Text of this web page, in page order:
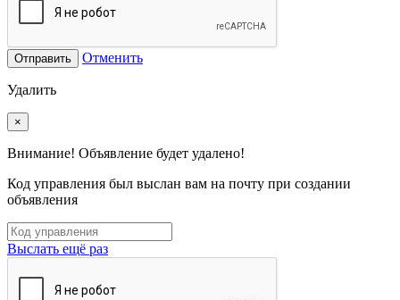
Отправить Отменить
Удалить
×
Внимание! Объявление будет удалено!
Код управления был выслан вам на почту при создании
объявления
Выслать ещё раз